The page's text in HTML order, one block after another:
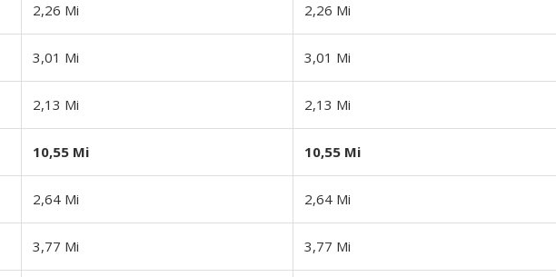
2,26 Mi 2,26 Mi
3,01 Mi 3,01 Mi
2,13 Mi 2,13 Mi
10,55 Mi 10,55 Mi
2,64 Mi 2,64 Mi
3,77 Mi 3,77 Mi